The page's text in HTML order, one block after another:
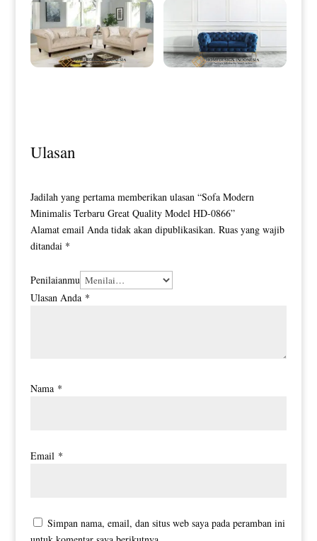
Ulasan
Jadilah yang pertama memberikan ulasan “Sofa Modern
Minimalis Terbaru Great Quality Model HD-0866”
Alamat email Anda tidak akan dipublikasikan. Ruas yang wajib
ditandai *
Penilaianmu
Ulasan Anda *
Nama *
Email *
Simpan nama, email, dan situs web saya pada peramban ini